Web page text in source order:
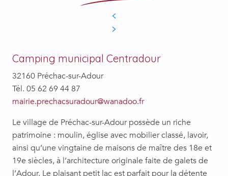
Camping municipal Centradour
32160 Préchac-sur-Adour
Tél. 05 62 69 44 87
mairie.prechacsuradour@wanadoo.fr
Le village de Préchac-sur-Adour possède un riche
patrimoine : moulin, église avec mobilier classé, lavoir,
ainsi qu’une vingtaine de maisons de maître des 18e et
19e siècles, à l’architecture originale faite de galets de
l’Adour. Le plaisant petit lac est parfait pour la détente